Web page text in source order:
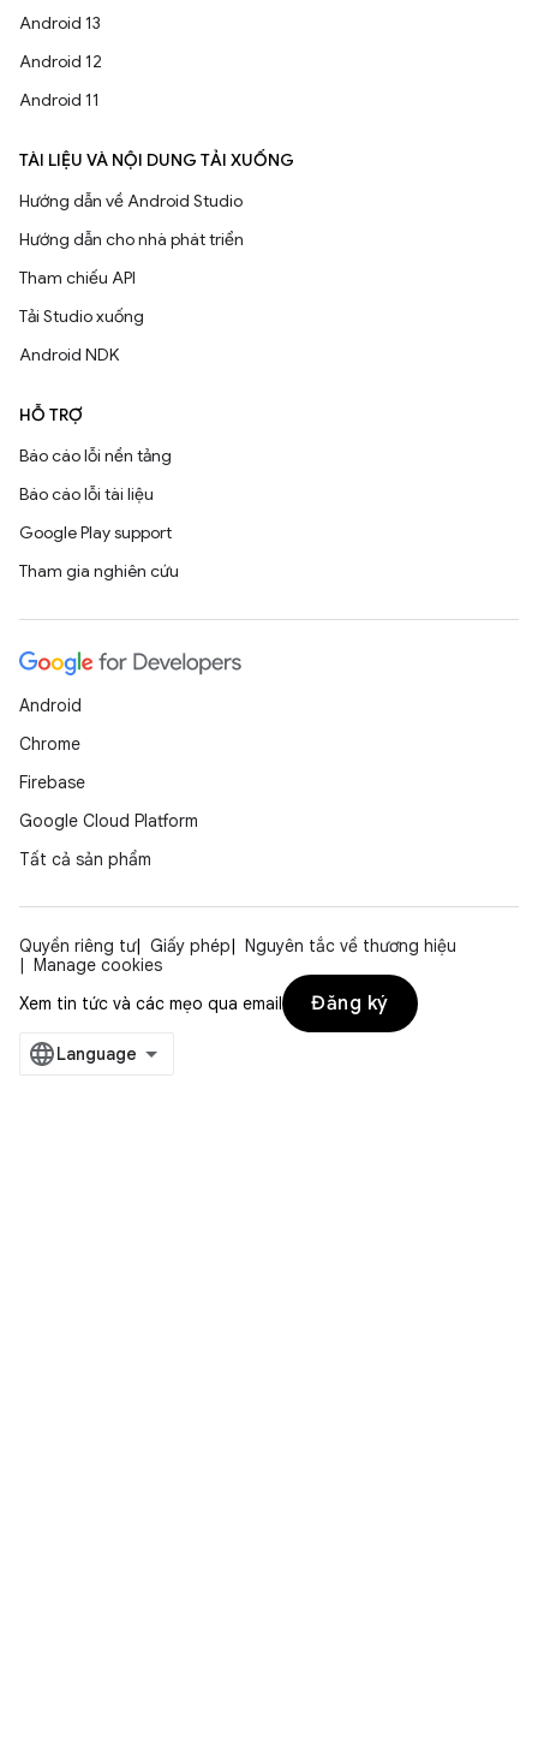
Android 13
Android 12
Android 11
TÀI LIỆU VÀ NỘI DUNG TẢI XUỐNG
Hướng dẫn về Android Studio
Hướng dẫn cho nhà phát triển
Tham chiếu API
Tải Studio xuống
Android NDK
HỖ TRỢ
Báo cáo lỗi nền tảng
Báo cáo lỗi tài liệu
Google Play support
Tham gia nghiên cứu
Android
Chrome
Firebase
Google Cloud Platform
Tất cả sản phẩm
Quyền riêng tư Giấy phép
Nguyên tắc về thương hiệu
Manage cookies
Xem tin tức và các mẹo qua email
Đăng ký